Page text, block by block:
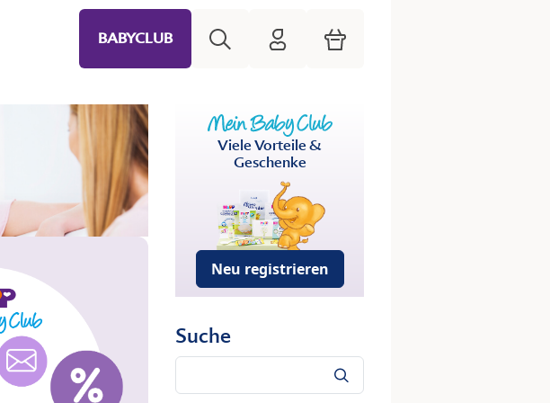
BABYCLUB HiPP Mein Babyclub
Warenkorb
Viele Vorteile &
Geschenke
Neu registrieren
Suche